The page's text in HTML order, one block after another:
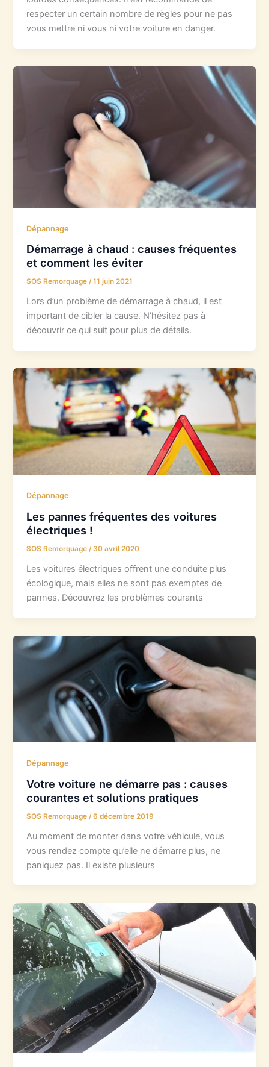
respecter un certain nombre de règles pour ne pas
vous mettre ni vous ni votre voiture en danger.
Dépannage
Démarrage à chaud : causes fréquentes
et comment les éviter
SOS Remorquage/11 juin 2021
Lors d’un problème de démarrage à chaud, il est
important de cibler la cause. N’hésitez pas à
découvrir ce qui suit pour plus de détails.
Dépannage
Les pannes fréquentes des voitures
électriques !
SOS Remorquage/ 30 avril 2020
Les voitures électriques offrent une conduite plus
écologique, mais elles ne sont pas exemptes de
pannes. Découvrez les problèmes courants
Dépannage
Votre voiture ne démarre pas : causes
courantes et solutions pratiques
SOS Remorquage /6 décembre 2019
Au moment de monter dans votre véhicule, vous
vous rendez compte qu’elle ne démarre plus, ne
paniquez pas. Il existe plusieurs